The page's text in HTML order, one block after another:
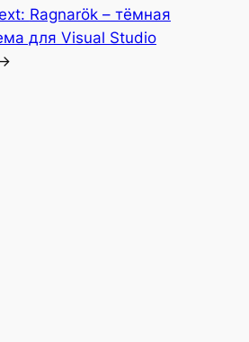
Ragnarök – тёмная
для Visual Studio